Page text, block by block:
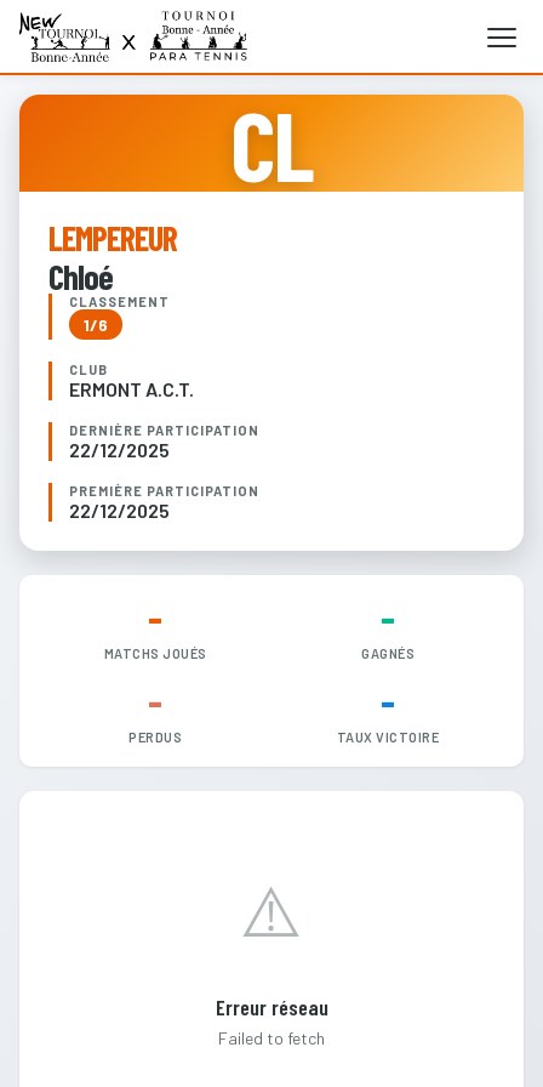
CL
LEMPEREUR
Chloé
CLASSEMENT
1/6
CLUB
ERMONT A.C.T.
DERNIÈRE PARTICIPATION
22/12/2025
PREMIÈRE PARTICIPATION
22/12/2025
-
MATCHS JOUÉS
-
GAGNÉS
-
PERDUS
-
TAUX VICTOIRE
⚠️
Erreur réseau
Failed to fetch